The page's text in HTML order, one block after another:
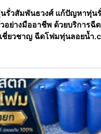
รั่วสัมพันธวงศ์ แก้ปัญหาทุ่น
อย่างมืออาชีพ ด้วยบริการฉี
ชี่ยวชาญ ฉีดโฟมทุ่นลอยน้ำ